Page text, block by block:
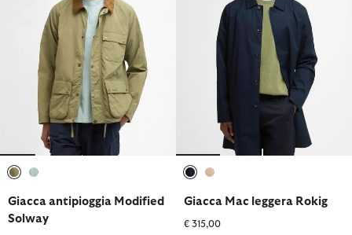
Giacca antipioggia Modified
Solway
Giacca Mac leggera Rokig
€ 315,00